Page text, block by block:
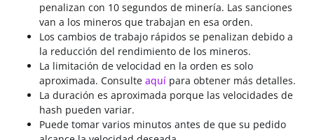
penalizan con 10 segundos de minería. Las sanciones
van a los mineros que trabajan en esa orden.
Los cambios de trabajo rápidos se penalizan debido a
la reducción del rendimiento de los mineros.
La limitación de velocidad en la orden es solo
aproximada. Consulte aquí para obtener más detalles.
La duración es aproximada porque las velocidades de
hash pueden variar.
Puede tomar varios minutos antes de que su pedido